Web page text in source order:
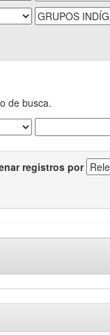
de busca.
registros por